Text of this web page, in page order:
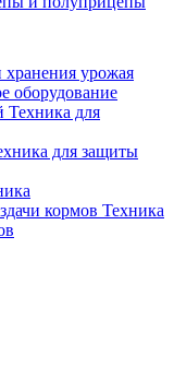
хранения урожая
оборудование
Техника для
для защиты
Техника